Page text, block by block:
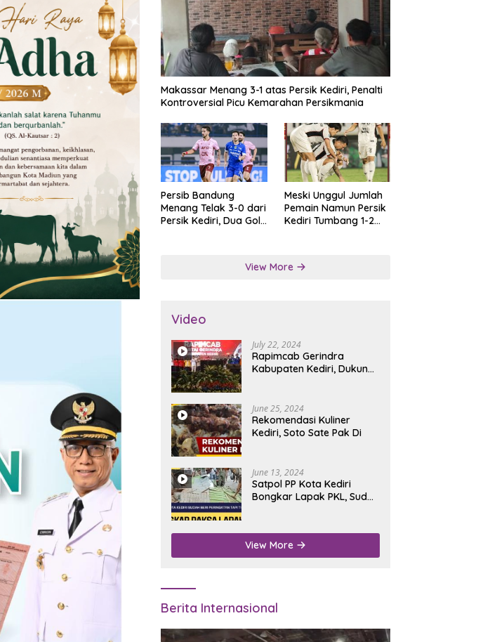
Makassar Menang 3-1 atas Persik Kediri, Penalti
Kontroversial Picu Kemarahan Persikmania
Persib Bandung
Menang Telak 3-0 dari
Persik Kediri, Dua Gol
Meski Unggul Jumlah
Pemain Namun Persik
Kediri Tumbang 1-2
View More
Video
July 22, 2024
Rapimcab Gerindra
Kabupaten Kediri, Dukung
June 25, 2024
Rekomendasi Kuliner
Kediri, Soto Sate Pak Di
June 13, 2024
Satpol PP Kota Kediri
Bongkar Lapak PKL, Sudah
View More
Berita Internasional